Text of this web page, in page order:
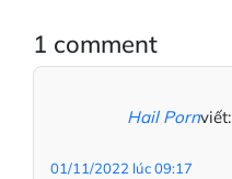
1 comment
Hail Pornviết:
01/11/2022 lúc 09:17